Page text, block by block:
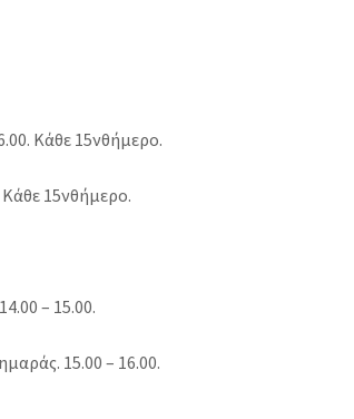
Κάθε 15νθήμερο.
Κάθε 15νθήμερο.
– 15.00.
15.00 – 16.00.